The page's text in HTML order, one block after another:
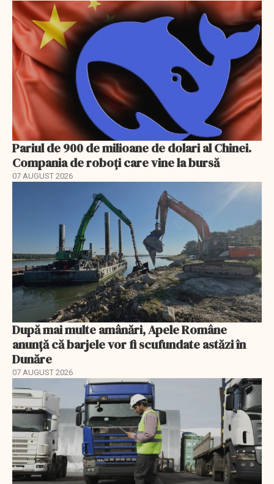
Pariul de 900 de milioane de dolari al Chinei.
Compania de roboți care vine la bursă
07 AUGUST 2026
După mai multe amânări, Apele Române
anunță că barjele vor fi scufundate astăzi în
Dunăre
07 AUGUST 2026